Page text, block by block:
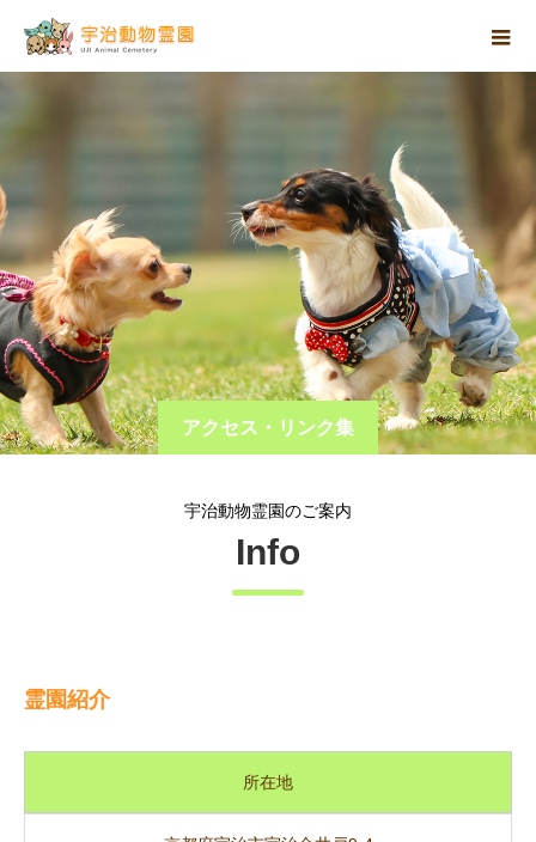
アクセス・リンク集
宇治動物霊園のご案内
Info
霊園紹介
所在地